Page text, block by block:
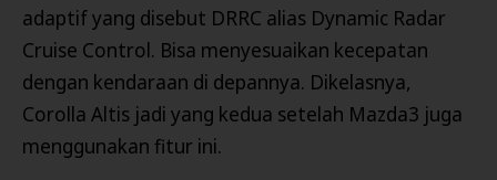
adaptif yang disebut DRRC alias Dynamic Radar
Cruise Control. Bisa menyesuaikan kecepatan
dengan kendaraan di depannya. Dikelasnya,
Corolla Altis jadi yang kedua setelah Mazda3 juga
menggunakan fitur ini.